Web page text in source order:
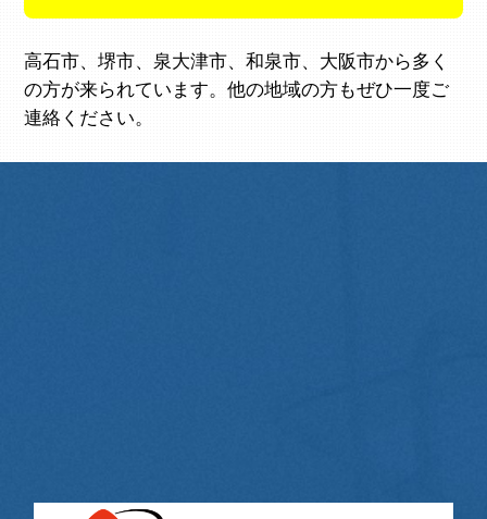
高石市、堺市、泉大津市、和泉市、大阪市から多く
の方が来られています。他の地域の方もぜひ一度ご
連絡ください。